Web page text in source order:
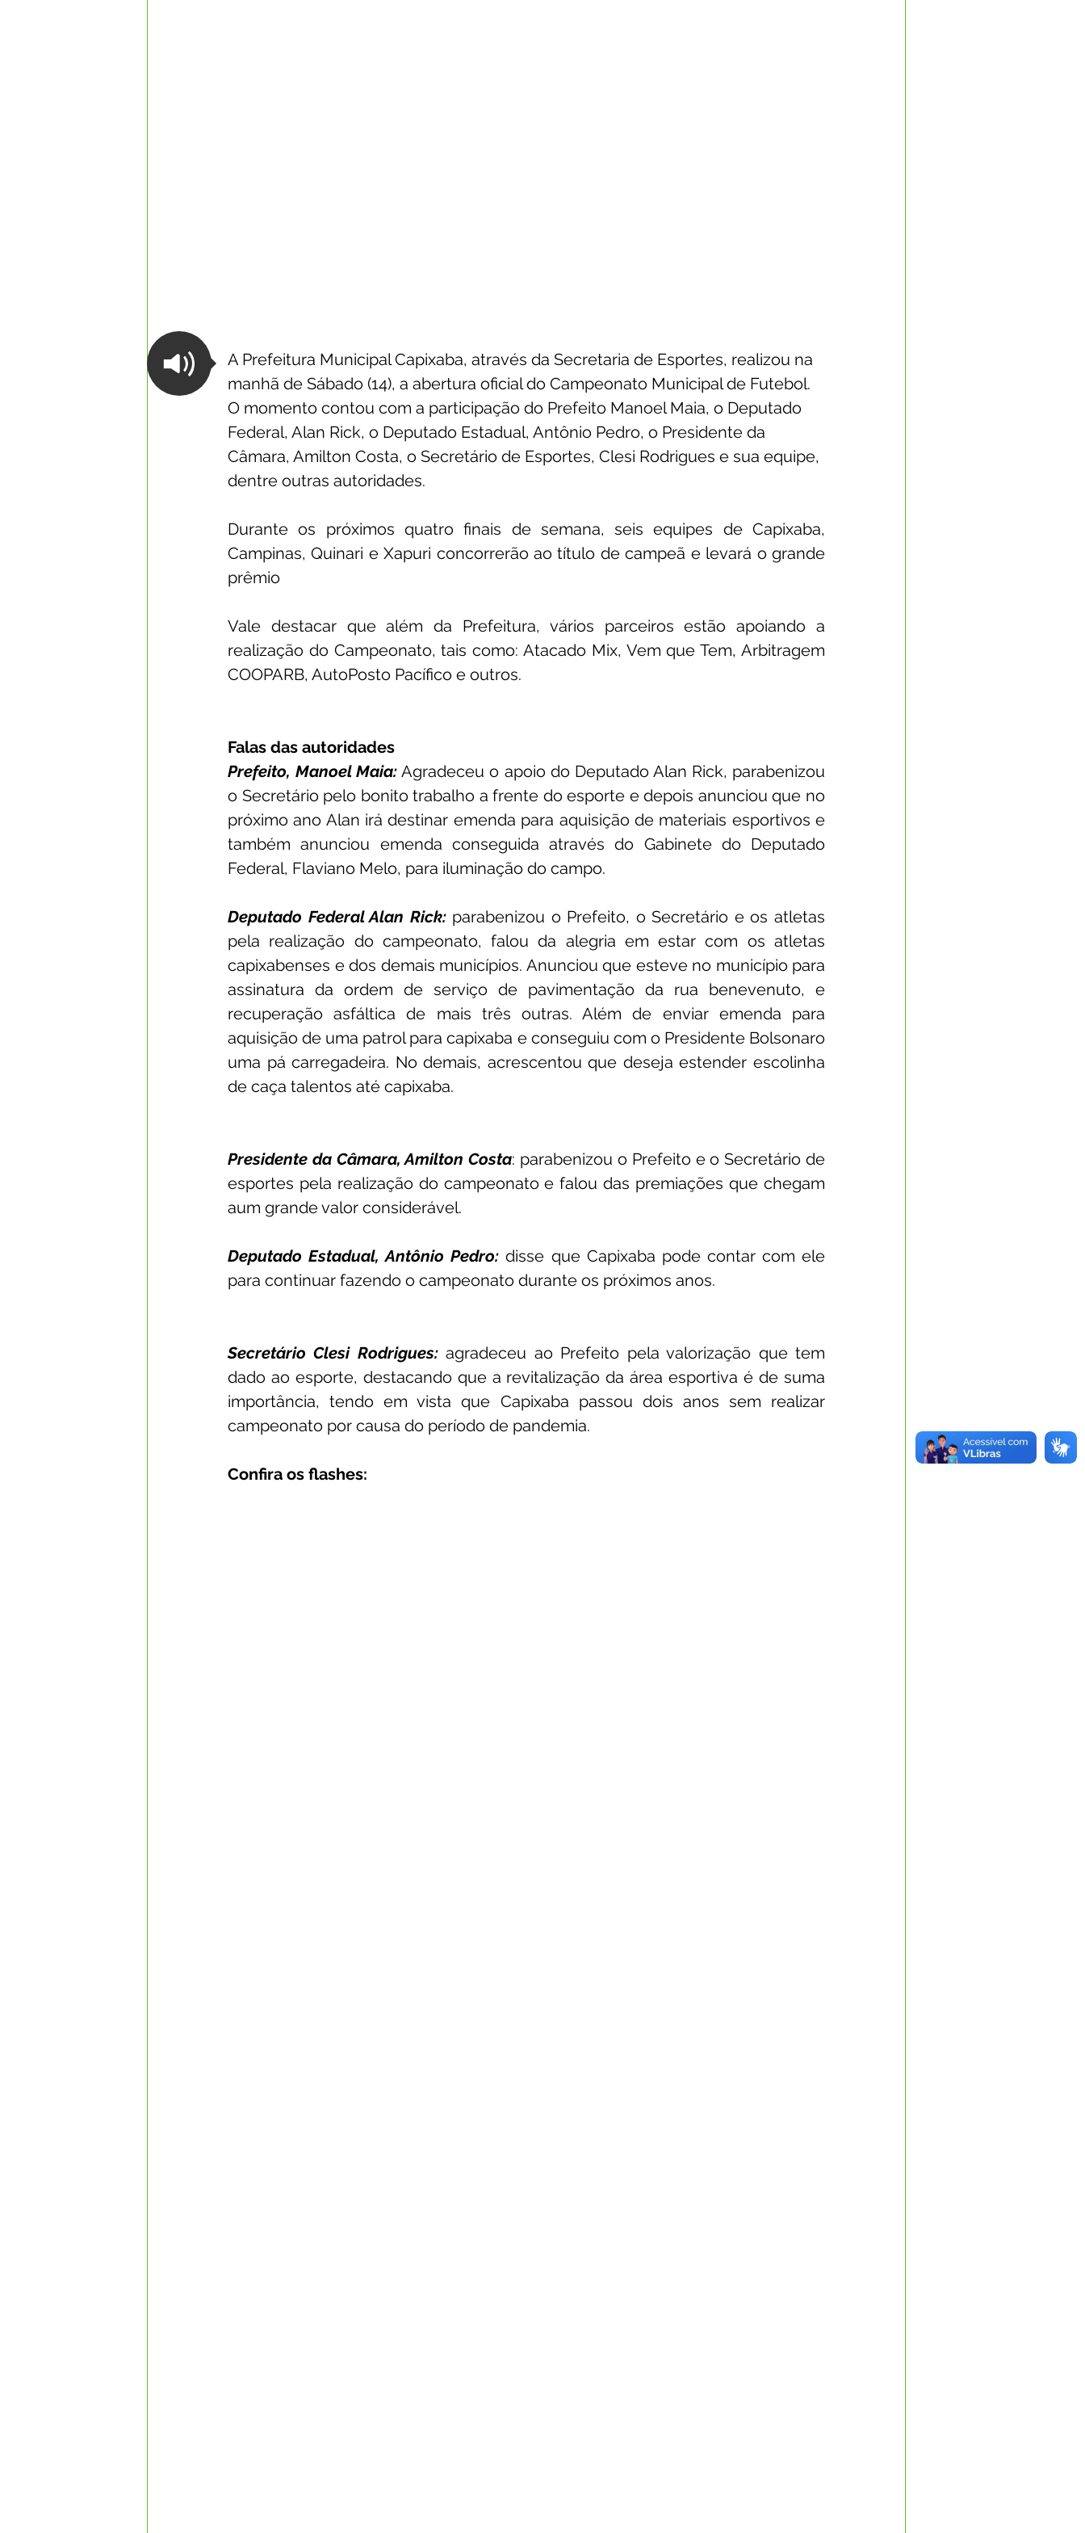
A Prefeitura Municipal Capixaba, através da Secretaria de Esportes, realizou na
manhã de Sábado (14), a abertura oficial do Campeonato Municipal de Futebol.
O momento contou com a participação do Prefeito Manoel Maia, o Deputado
Federal, Alan Rick, o Deputado Estadual, Antônio Pedro, o Presidente da
Câmara, Amilton Costa, o Secretário de Esportes, Clesi Rodrigues e sua equipe,
dentre outras autoridades.
Durante os próximos quatro finais de semana, seis equipes de Capixaba,
Campinas, Quinari e Xapuri concorrerão ao título de campeã e levará o grande
prêmio
Vale destacar que além da Prefeitura, vários parceiros estão apoiando a
realização do Campeonato, tais como: Atacado Mix, Vem que Tem, Arbitragem
COOPARB, AutoPosto Pacífico e outros.
Falas das autoridades
Prefeito, Manoel Maia: Agradeceu o apoio do Deputado Alan Rick, parabenizou
o Secretário pelo bonito trabalho a frente do esporte e depois anunciou que no
próximo ano Alan irá destinar emenda para aquisição de materiais esportivos e
também anunciou emenda conseguida através do Gabinete do Deputado
Federal, Flaviano Melo, para iluminação do campo.
Deputado Federal Alan Rick: parabenizou o Prefeito, o Secretário e os atletas
pela realização do campeonato, falou da alegria em estar com os atletas
capixabenses e dos demais municípios. Anunciou que esteve no município para
assinatura da ordem de serviço de pavimentação da rua benevenuto, e
recuperação asfáltica de mais três outras. Além de enviar emenda para
aquisição de uma patrol para capixaba e conseguiu com o Presidente Bolsonaro
uma pá carregadeira. No demais, acrescentou que deseja estender escolinha
de caça talentos até capixaba.
Presidente da Câmara, Amilton Costa: parabenizou o Prefeito e o Secretário de
esportes pela realização do campeonato e falou das premiações que chegam
aum grande valor considerável.
Deputado Estadual, Antônio Pedro: disse que Capixaba pode contar com ele
para continuar fazendo o campeonato durante os próximos anos.
Secretário Clesi Rodrigues: agradeceu ao Prefeito pela valorização que tem
dado ao esporte, destacando que a revitalização da área esportiva é de suma
importância, tendo em vista que Capixaba passou dois anos sem realizar
campeonato por causa do período de pandemia.
Confira os flashes: